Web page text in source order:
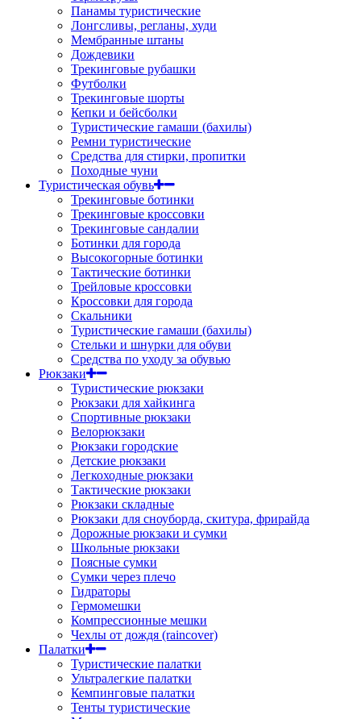
Панамы туристические
Лонгсливы, регланы, худи
Мембранные штаны
Дождевики
Трекинговые рубашки
Футболки
Трекинговые шорты
Кепки и бейсболки
Туристические гамаши (бахилы)
Ремни туристические
Средства для стирки, пропитки
Походные чуни
Туристическая обувь
Трекинговые ботинки
Трекинговые кроссовки
Трекинговые сандалии
Ботинки для города
Высокогорные ботинки
Тактические ботинки
Трейловые кроссовки
Кроссовки для города
Скальники
Туристические гамаши (бахилы)
Стельки и шнурки для обуви
Средства по уходу за обувью
Рюкзаки
Туристические рюкзаки
Рюкзаки для хайкинга
Спортивные рюкзаки
Велорюкзаки
Рюкзаки городские
Детские рюкзаки
Легкоходные рюкзаки
Тактические рюкзаки
Рюкзаки складные
Рюкзаки для сноуборда, скитура, фрирайда
Дорожные рюкзаки и сумки
Школьные рюкзаки
Поясные сумки
Сумки через плечо
Гидраторы
Гермомешки
Компрессионные мешки
Чехлы от дождя (raincover)
Палатки
Туристические палатки
Ультралегкие палатки
Кемпинговые палатки
Тенты туристические